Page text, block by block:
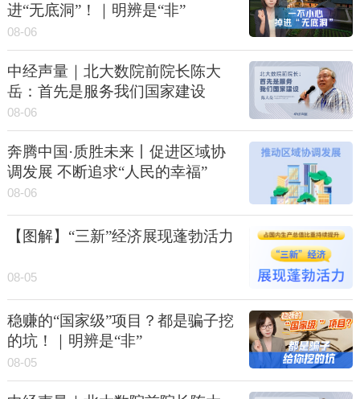
进“无底洞”！｜明辨是“非”
08-06
中经声量｜北大数院前院长陈大
岳：首先是服务我们国家建设
08-06
奔腾中国·质胜未来丨促进区域协
调发展 不断追求“人民的幸福”
08-06
【图解】“三新”经济展现蓬勃活力
08-05
稳赚的“国家级”项目？都是骗子挖
的坑！｜明辨是“非”
08-05